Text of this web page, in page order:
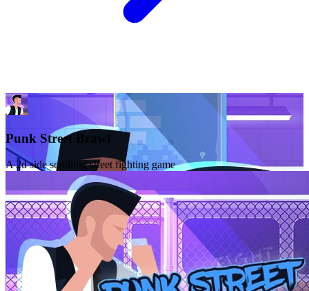
Punk Street Brawl
A 2d side scrolling street fighting game